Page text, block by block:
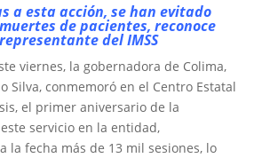
a esta acción, se han evitado
de pacientes, reconoce
representante del IMSS
viernes, la gobernadora de Colima,
Silva, conmemoró en el Centro Estatal
el primer aniversario de la
servicio en la entidad,
la fecha más de 13 mil sesiones, lo